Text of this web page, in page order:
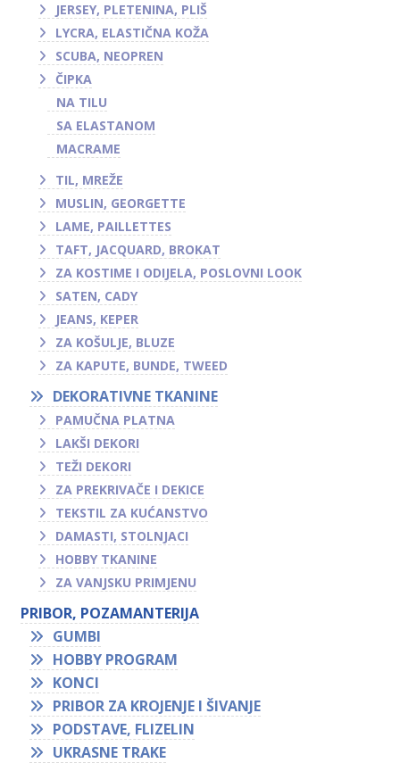
JERSEY, PLETENINA, PLIŠ
LYCRA, ELASTIČNA KOŽA
SCUBA, NEOPREN
ČIPKA
NA TILU
SA ELASTANOM
MACRAME
TIL, MREŽE
MUSLIN, GEORGETTE
LAME, PAILLETTES
TAFT, JACQUARD, BROKAT
ZA KOSTIME I ODIJELA, POSLOVNI LOOK
SATEN, CADY
JEANS, KEPER
ZA KOŠULJE, BLUZE
ZA KAPUTE, BUNDE, TWEED
DEKORATIVNE TKANINE
PAMUČNA PLATNA
LAKŠI DEKORI
TEŽI DEKORI
ZA PREKRIVAČE I DEKICE
TEKSTIL ZA KUĆANSTVO
DAMASTI, STOLNJACI
HOBBY TKANINE
ZA VANJSKU PRIMJENU
PRIBOR, POZAMANTERIJA
GUMBI
HOBBY PROGRAM
KONCI
PRIBOR ZA KROJENJE I ŠIVANJE
PODSTAVE, FLIZELIN
UKRASNE TRAKE